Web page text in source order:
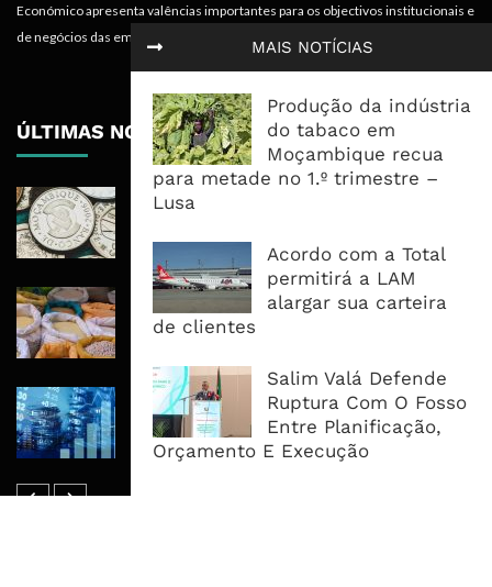
MAIS NOTÍCIAS
Produção da indústria
do tabaco em
Moçambique recua
para metade no 1.º trimestre –
Lusa
Acordo com a Total
permitirá a LAM
alargar sua carteira
de clientes
Salim Valá Defende
Ruptura Com O Fosso
Entre Planificação,
Orçamento E Execução
Económico apresenta valências importantes para os objectivos institucionais e
de negócios das empresas.
ÚLTIMAS NOTÍCIAS
Economia Moçambicana Procura
Dívida e Divisas Limitam Aceleração
Commodities Agrícolas Entram Numa
Nova Fase de Risco Após Meses de
Dívida Pública Sobe Para 75,2% do
PIB e Pressão Desloca-se Para o
Endividamento Interno